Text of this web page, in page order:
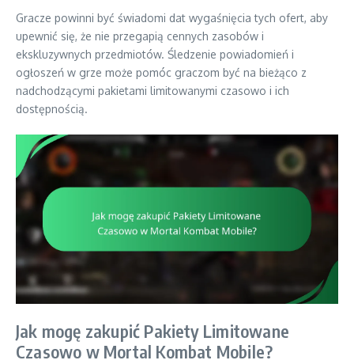
Gracze powinni być świadomi dat wygaśnięcia tych ofert, aby
upewnić się, że nie przegapią cennych zasobów i
ekskluzywnych przedmiotów. Śledzenie powiadomień i
ogłoszeń w grze może pomóc graczom być na bieżąco z
nadchodzącymi pakietami limitowanymi czasowo i ich
dostępnością.
Jak mogę zakupić Pakiety Limitowane
Czasowo w Mortal Kombat Mobile?